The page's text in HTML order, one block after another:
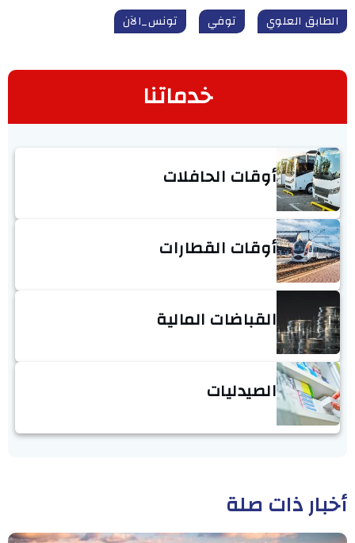
الطابق العلوي توفي تونس_الآن
خدماتنا
أوقات الحافلات
أوقات القطارات
القباضات المالية
الصيدليات
أخبار ذات صلة